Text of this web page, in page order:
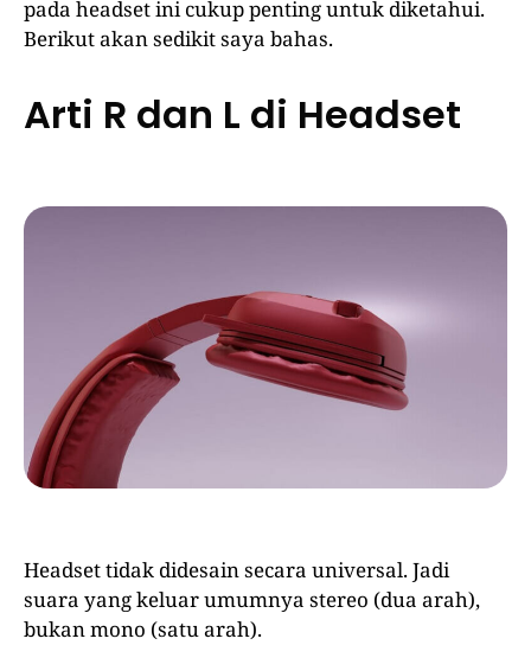
pada headset ini cukup penting untuk diketahui.
Berikut akan sedikit saya bahas.
Arti R dan L di Headset
Headset tidak didesain secara universal. Jadi
suara yang keluar umumnya stereo (dua arah),
bukan mono (satu arah).